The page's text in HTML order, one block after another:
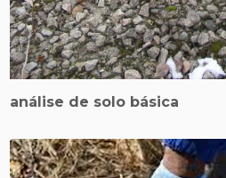
análise de solo básica